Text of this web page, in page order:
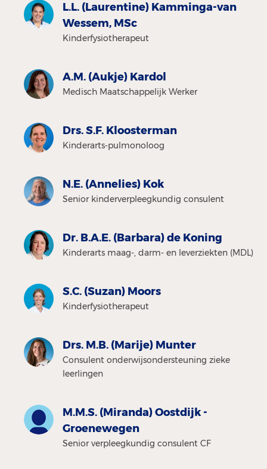
L.L. (Laurentine) Kamminga-van
Wessem, MSc
Kinderfysiotherapeut
A.M. (Aukje) Kardol
Medisch Maatschappelijk Werker
Drs. S.F. Kloosterman
Kinderarts-pulmonoloog
N.E. (Annelies) Kok
Senior kinderverpleegkundig consulent
Dr. B.A.E. (Barbara) de Koning
Kinderarts maag-, darm- en leverziekten (MDL)
S.C. (Suzan) Moors
Kinderfysiotherapeut
Drs. M.B. (Marije) Munter
Consulent onderwijsondersteuning zieke
leerlingen
M.M.S. (Miranda) Oostdijk -
Groenewegen
Senior verpleegkundig consulent CF